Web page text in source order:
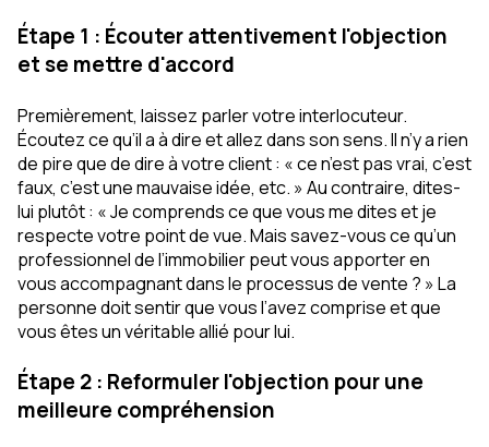
Étape 1 : Écouter attentivement l'objection
et se mettre d'accord
Premièrement, laissez parler votre interlocuteur.
Écoutez ce qu’il a à dire et allez dans son sens. Il n’y a rien
de pire que de dire à votre client : « ce n’est pas vrai, c’est
faux, c’est une mauvaise idée, etc. » Au contraire, dites-
lui plutôt : « Je comprends ce que vous me dites et je
respecte votre point de vue. Mais savez-vous ce qu’un
professionnel de l’immobilier peut vous apporter en
vous accompagnant dans le processus de vente ? » La
personne doit sentir que vous l’avez comprise et que
vous êtes un véritable allié pour lui.
Étape 2 : Reformuler l'objection pour une
meilleure compréhension